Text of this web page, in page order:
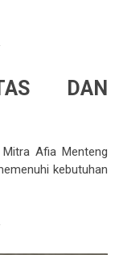
DAN
Afia Menteng
kebutuhan